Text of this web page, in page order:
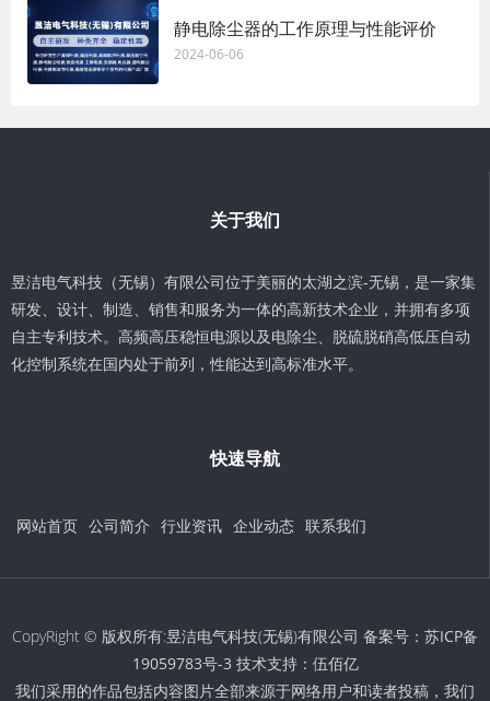
静电除尘器的工作原理与性能评价
2024-06-06
关于我们
昱洁电气科技（无锡）有限公司位于美丽的太湖之滨-无锡，是一家集
研发、设计、制造、销售和服务为一体的高新技术企业，并拥有多项
自主专利技术。高频高压稳恒电源以及电除尘、脱硫脱硝高低压自动
化控制系统在国内处于前列，性能达到高标准水平。
快速导航
网站首页 公司简介 行业资讯 企业动态 联系我们
CopyRight © 版权所有:昱洁电气科技(无锡)有限公司 备案号： 苏ICP备
19059783号-3 技术支持： 伍佰亿
我们采用的作品包括内容图片全部来源于网络用户和读者投稿，我们